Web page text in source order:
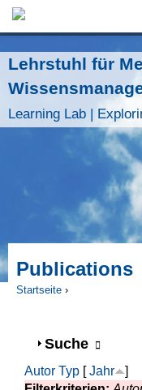
Lehrstuhl für
Learning Lab |
Publications
Startseite ›
Anzeigen
Suche
Autor Typ [Jahr
]